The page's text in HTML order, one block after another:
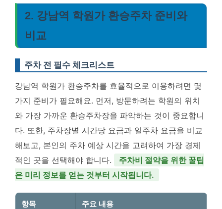
2. 강남역 학원가 환승주차 준비와
비교
주차 전 필수 체크리스트
강남역 학원가 환승주차를 효율적으로 이용하려면 몇
가지 준비가 필요해요. 먼저, 방문하려는 학원의 위치
와 가장 가까운 환승주차장을 파악하는 것이 중요합니
다. 또한, 주차장별 시간당 요금과 일주차 요금을 비교
해보고, 본인의 주차 예상 시간을 고려하여 가장 경제
적인 곳을 선택해야 합니다.
주차비 절약을 위한 꿀팁
은 미리 정보를 얻는 것부터 시작됩니다.
항목 주요 내용